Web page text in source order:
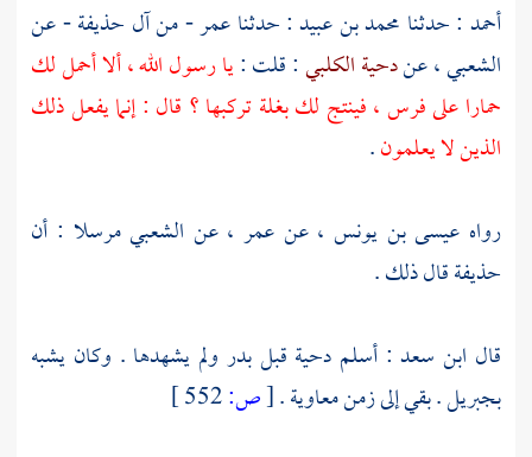
أحمد : حدثنا محمد بن عبيد: حدثناعمر- منآل حذيفة- عن
الشعبي، عندحية الكلبي: قلت :يا رسول الله ، ألا أحمل لك
حمارا على فرس ، فينتج لك بغلة تركبها ؟ قال : إنما يفعل ذلك
الذين لا يعلمون.
رواه عيسى بن يونس ، عن عمر ، عن الشعبيمرسلا : أن
حذيفةقال ذلك .
قال ابن سعد : أسلم دحية قبلبدر ولم يشهدها . وكان يشبه
بجبريل. بقي إلى زمنمعاوية.
[ص: